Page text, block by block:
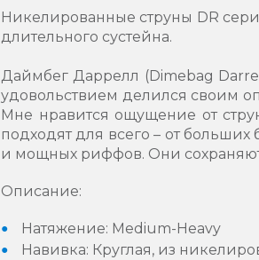
Никелированные струны DR
длительного сустейна.
Даймбег Даррелл (Dimebag
удовольствием делился своим
Мне нравится ощущение от
подходят для всего – от
и мощных риффов. Они сохраняют
Описание:
Натяжение: Medium-Heavy
Навивка: Круглая, из